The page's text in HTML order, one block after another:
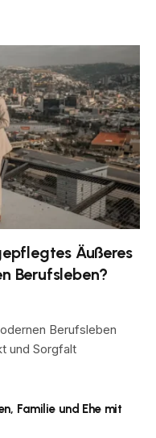
Äußeres
Berufsleben?
Berufsleben
und Sorgfalt
Familie und Ehe mit